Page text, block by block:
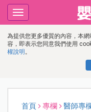
為提供您更多優質的內容，本
容，即表示您同意我們使用
權說明 。
Toggle
navigation
首頁 專欄 醫師專